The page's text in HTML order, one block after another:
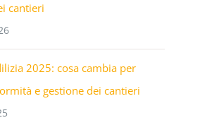
cantieri
2025: cosa cambia per
e gestione dei cantieri